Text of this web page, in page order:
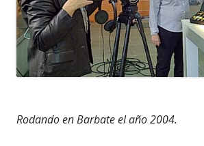
Rodando en Barbate el año 2004.